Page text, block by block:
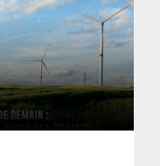
former ou à compléter
CFA 49, acteur
la f...